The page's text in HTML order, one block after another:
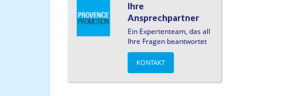
Ihre
Ansprechpartner
Ein Expertenteam, das all
Ihre Fragen beantwortet
KONTAKT